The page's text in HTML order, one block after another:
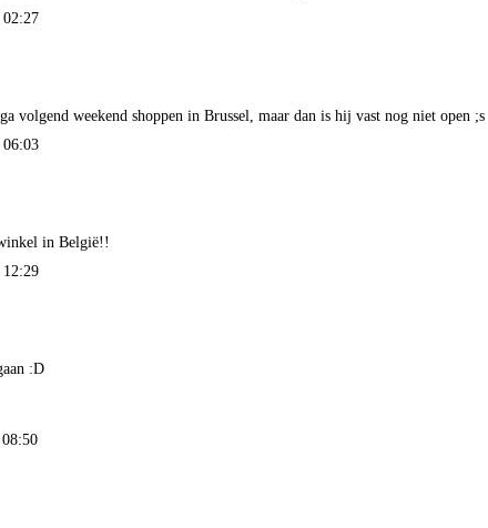
02:27
volgend weekend shoppen in Brussel, maar dan is hij vast nog niet open ;s
06:03
in België!!
12:29
:D